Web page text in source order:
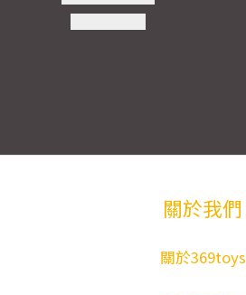
關於我們
關於369toys